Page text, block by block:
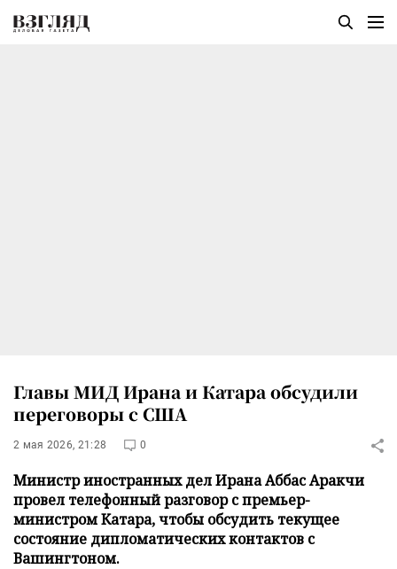
Главы МИД Ирана и Катара обсудили
переговоры с США
2 мая 2026, 21:28 0
Министр иностранных дел Ирана Аббас Аракчи
провел телефонный разговор с премьер-
министром Катара, чтобы обсудить текущее
состояние дипломатических контактов с
Вашингтоном.